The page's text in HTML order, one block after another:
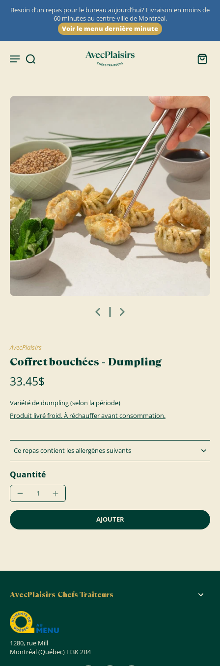
Besoin d’un repas pour le bureau aujourd’hui? Livraison en moins de
60 minutes au centre-ville de Montréal.
Voir le menu dernière minute
AvecPlaisirs
Coffret bouchées - Dumpling
33.45$
Variété de dumpling (selon la période)
Produit livré froid. À réchauffer avant consommation.
Ce repas contient les allergènes suivants
Quantité
AJOUTER
AvecPlaisirs Chefs Traiteurs
1280, rue Mill
Montréal (Québec) H3K 2B4